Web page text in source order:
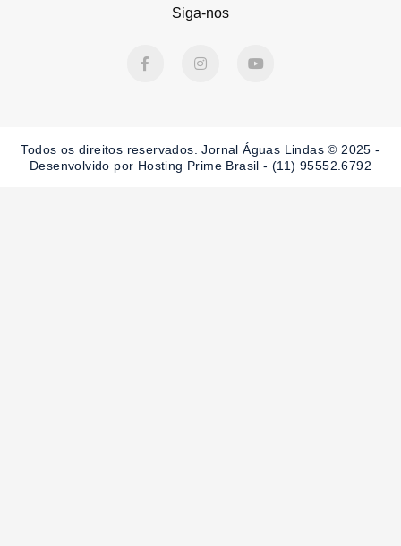
Siga-nos
a
k
-
n
a
m
o
Todos os direitos reservados. Jornal Águas Lindas © 2025 -
Desenvolvido por Hosting Prime Brasil - (11) 95552.6792